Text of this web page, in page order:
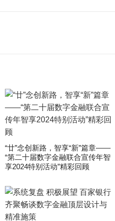
“廿”念创新路，智享“新”篇章——
“第二十届数字金融联合宣传年智
享2024特别活动”精彩回顾